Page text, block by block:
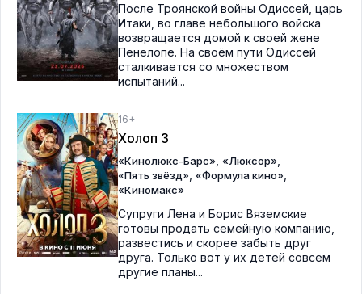
После Троянской войны Одиссей, царь
Итаки, во главе небольшого войска
возвращается домой к своей жене
Пенелопе. На своём пути Одиссей
сталкивается со множеством
испытаний...
16+
Холоп 3
«Кинолюкс-Барс» «Люксор»
«Пять звёзд» «Формула кино»
«Киномакс»
Супруги Лена и Борис Вяземские
готовы продать семейную компанию,
развестись и скорее забыть друг
друга. Только вот у их детей совсем
другие планы...